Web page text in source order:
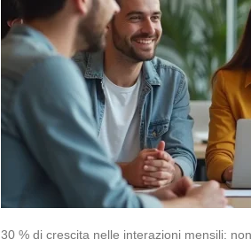
30 % di crescita nelle interazioni mensili: